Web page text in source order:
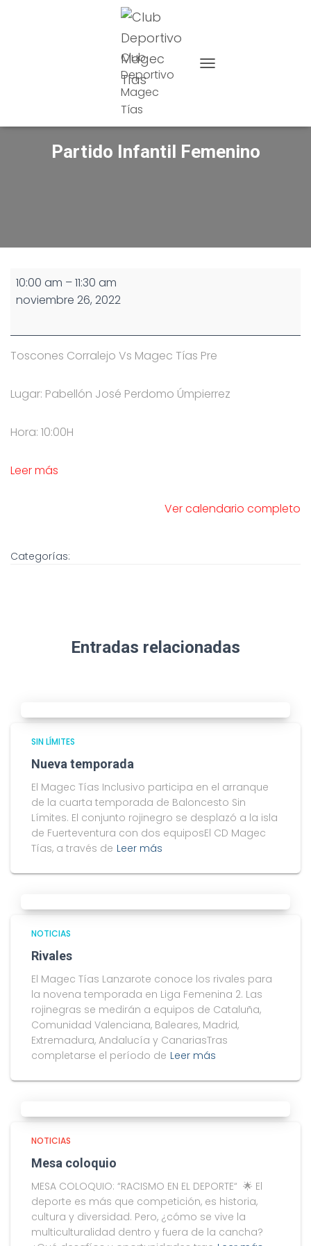
Club
Deportivo
Magec
Tías
Partido Infantil Femenino
Partido
Infantil
10:00 am –11:30 am
noviembre 26, 2022
Toscones Corralejo Vs Magec Tías Pre
Lugar: Pabellón José Perdomo Úmpierrez
Hora: 10:00H
Leer más
Ver calendario completo
Categorías:
Entradas relacionadas
SIN LÍMITES
Nueva temporada
El Magec Tías Inclusivo participa en el arranque
de la cuarta temporada de Baloncesto Sin
Límites. El conjunto rojinegro se desplazó a la isla
de Fuerteventura con dos equiposEl CD Magec
Tías, a través de Leer más
NOTICIAS
Rivales
El Magec Tías Lanzarote conoce los rivales para
la novena temporada en Liga Femenina 2. Las
rojinegras se medirán a equipos de Cataluña,
Comunidad Valenciana, Baleares, Madrid,
Extremadura, Andalucía y CanariasTras
completarse el período de Leer más
NOTICIAS
Mesa coloquio
MESA COLOQUIO: “RACISMO EN EL DEPORTE“ 🌟 El
deporte es más que competición, es historia,
cultura y diversidad. Pero, ¿cómo se vive la
multiculturalidad dentro y fuera de la cancha?